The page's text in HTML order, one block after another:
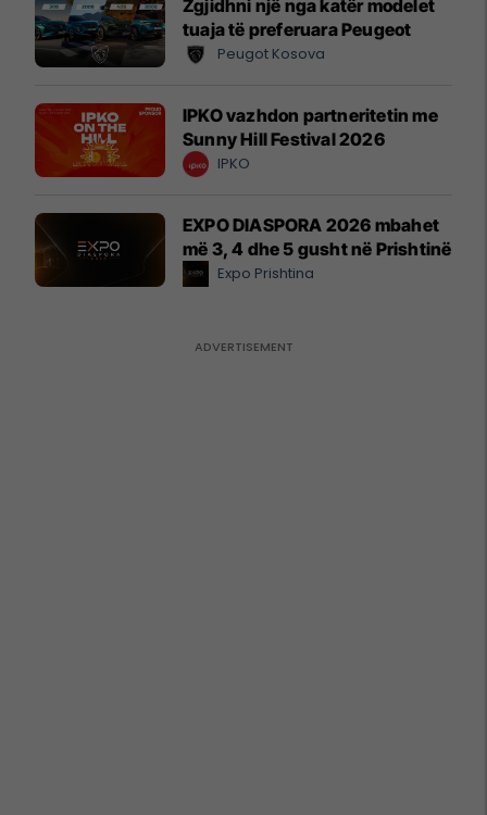
Zgjidhni një nga katër modelet
tuaja të preferuara Peugeot
Peugot Kosova
IPKO vazhdon partneritetin me
Sunny Hill Festival 2026
IPKO
EXPO DIASPORA 2026 mbahet
më 3, 4 dhe 5 gusht në Prishtinë
Expo Prishtina